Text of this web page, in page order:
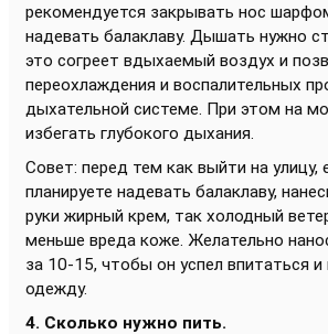
рекомендуется закрывать нос
надевать балаклаву. Дышать нужно
это согреет вдыхаемый воздух и
переохлаждения и воспалительных
дыхательной системе. При этом на
избегать глубокого дыхания.
Совет: перед тем как выйти на улицу,
планируете надевать балаклаву,
руки жирный крем, так холодный
меньше вреда коже. Желательно
за 10-15, чтобы он успел впитаться и
одежду.
4. Сколько нужно пить.